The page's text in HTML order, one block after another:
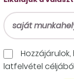
lat­felvétel